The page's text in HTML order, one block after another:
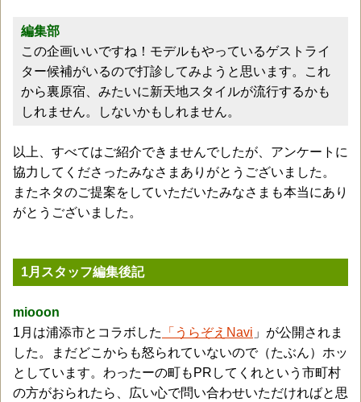
編集部
この企画いいですね！モデルもやっているゲストライ
ター候補がいるので打診してみようと思います。これ
から裏原宿、みたいに新天地スタイルが流行するかも
しれません。しないかもしれません。
以上、すべてはご紹介できませんでしたが、アンケートに
協力してくださったみなさまありがとうございました。
またネタのご提案をしていただいたみなさまも本当にあり
がとうございました。
1月スタッフ編集後記
miooon
1月は浦添市とコラボした
「うらぞえNavi 」が公開されま
した。まだどこからも怒られていないので（たぶん）ホッ
としています。わったーの町もPRしてくれという市町村
の方がおられたら、広い心で問い合わせいただければと思